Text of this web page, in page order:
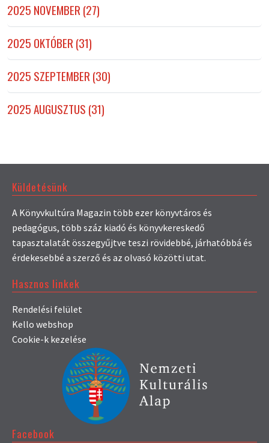
2025 NOVEMBER (27)
2025 OKTÓBER (31)
2025 SZEPTEMBER (30)
2025 AUGUSZTUS (31)
Küldetésünk
A Könyvkultúra Magazin több ezer könyvtáros és
pedagógus, több száz kiadó és könyvkereskedő
tapasztalatát összegyűjtve teszi rövidebbé, járhatóbbá és
érdekesebbé a szerző és az olvasó közötti utat.
Hasznos linkek
Rendelési felület
Kello webshop
Cookie-k kezelése
Facebook